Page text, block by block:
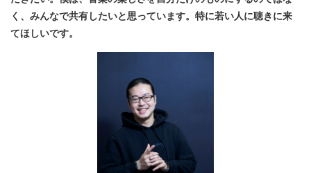
く、みんなで共有したいと思っています。特に若い人に聴きに来
てほしいです。